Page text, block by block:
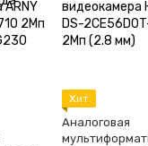
Хит
Аналоговая